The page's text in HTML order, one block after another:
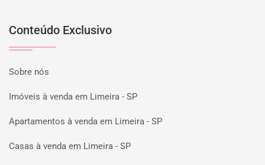
Conteúdo Exclusivo
Sobre nós
Imóveis à venda em Limeira - SP
Apartamentos à venda em Limeira - SP
Casas à venda em Limeira - SP